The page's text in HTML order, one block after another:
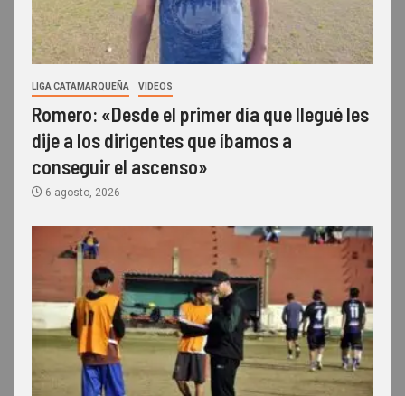
LIGA CATAMARQUEÑA VIDEOS
Romero: «Desde el primer día que llegué les
dije a los dirigentes que íbamos a
conseguir el ascenso»
6 agosto, 2026